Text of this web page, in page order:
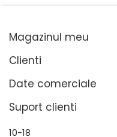
Magazinul meu
Clienti
Date comerciale
Suport clienti
10-18